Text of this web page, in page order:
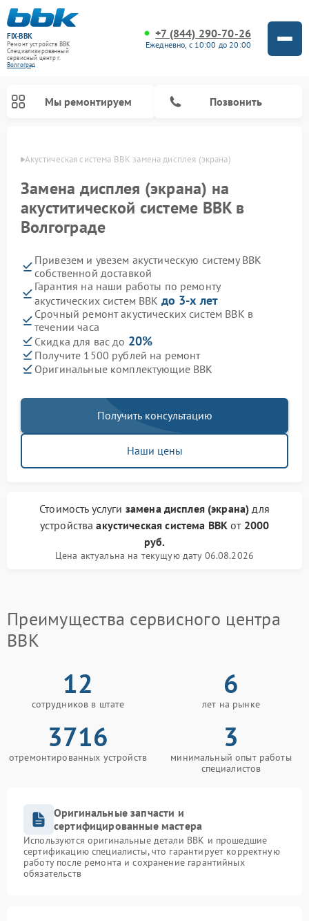
FIX-BBK
Ремонт устройств BBK
Специализированный
cервисный центр г.
Волгоград
+7 (844) 290-70-26
Ежедневно, с 10:00 до 20:00
Мы ремонтируем Позвонить
Акустическая система BBK замена дисплея (экрана)
Замена дисплея (экрана) на
акуститической системе BBK в
Волгограде
Привезем и увезем акустическую систему BBK
собственной доставкой
Гарантия на наши работы по ремонту
акустических систем BBK до 3-х лет
Срочный ремонт акустических систем BBK в
течении часа
Скидка для вас до 20%
Получите 1500 рублей на ремонт
Оригинальные комплектующие BBK
Получить консультацию
Наши цены
Стоимость услуги замена дисплея (экрана) для
устройстваакустическая система BBK от 2000
руб.
Цена актуальна на текущую дату 06.08.2026
Преимущества сервисного центра
BBK
12
сотрудников в штате
6
лет на рынке
3716
отремонтированных устройств
3
минимальный опыт работы
специалистов
Оригинальные запчасти и
сертифицированные мастера
Используются оригинальные детали BBK и прошедшие
сертификацию специалисты, что гарантирует корректную
работу после ремонта и сохранение гарантийных
обязательств